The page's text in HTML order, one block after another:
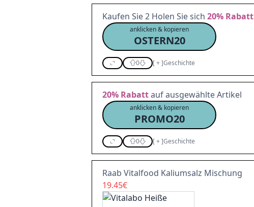
Kaufen Sie 2 Holen Sie sich 20% Rabatt
anklicken & kopieren
OSTERN20
0 [+]Geschichte
20% Rabattauf ausgewählte Artikel
anklicken & kopieren
PROMO20
0 [+]Geschichte
Raab Vitalfood Kaliumsalz Mischung
19.45€